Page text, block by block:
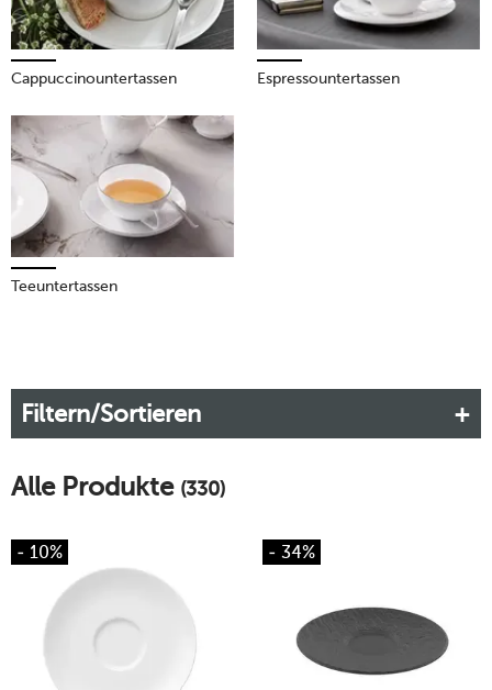
Cappuccinountertassen Espressountertassen
Teeuntertassen
Filtern/Sortieren
Alle Produkte (330)
- 10% - 34%